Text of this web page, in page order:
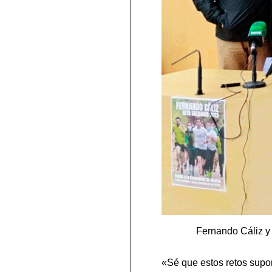
Fernando Cáliz
«Sé que estos retos